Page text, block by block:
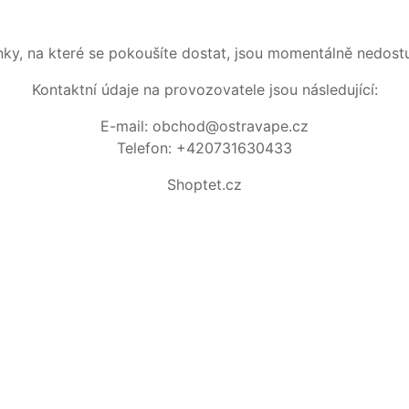
na které se pokoušíte dostat, jsou momentálně
Kontaktní údaje na provozovatele jsou následující:
E-mail: obchod@ostravape.cz
Telefon: +420731630433
Shoptet.cz